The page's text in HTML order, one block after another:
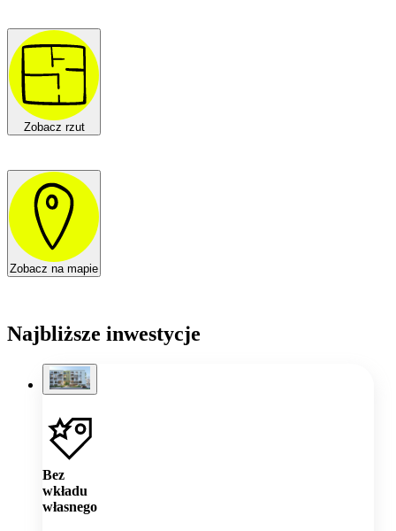
Zobacz rzut
Zobacz na mapie
Najbliższe inwestycje
Bez
wkładu
własnego